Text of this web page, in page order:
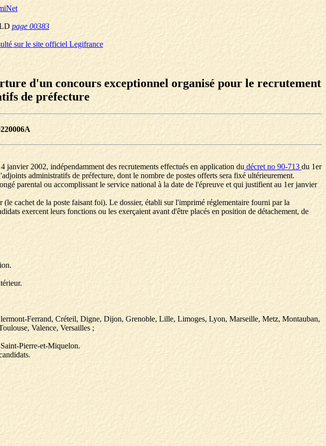
LDpage 00383
sur le site officiel Legifrance
d'un concours exceptionnel organisé pour le recrutement
de préfecture
2002, indépendamment des recrutements effectués en application dudécret no 90-713du 1er
administratifs de préfecture, dont le nombre de postes offerts sera fixé ultérieurement.
parental ou accomplissant le service national à la date de l'épreuve et qui justifient au 1er janvier
cachet de la poste faisant foi). Le dossier, établi sur l'imprimé réglementaire fourni par la
exercent leurs fonctions ou les exerçaient avant d'être placés en position de détachement, de
Ferrand, Créteil, Digne, Dijon, Grenoble, Lille, Limoges, Lyon, Marseille, Metz, Montauban,
Valence, Versailles ;
Pierre-et-Miquelon.